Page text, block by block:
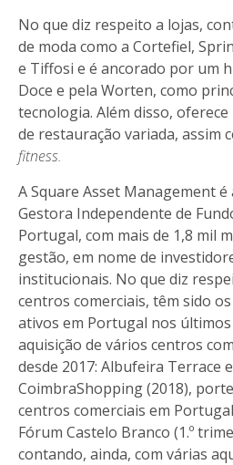
No que diz respeito a lojas,
de moda como a Cortefiel,
e Tiffosi e é ancorado por um
Doce e pela Worten, como
tecnologia. Além disso,
de restauração variada, assim
fitness.
A Square Asset Management é
Gestora Independente de
Portugal, com mais de 1,8 mil
gestão, em nome de
institucionais. No que diz
centros comerciais, têm sido
ativos em Portugal nos últimos
aquisição de vários centros
desde 2017: Albufeira Terrace
CoimbraShopping (2018),
centros comerciais em
Fórum Castelo Branco (1.º
contando, ainda, com várias